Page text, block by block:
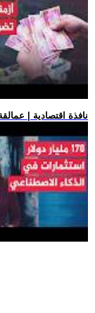
.. نافذة اقتصادية | عمالقة